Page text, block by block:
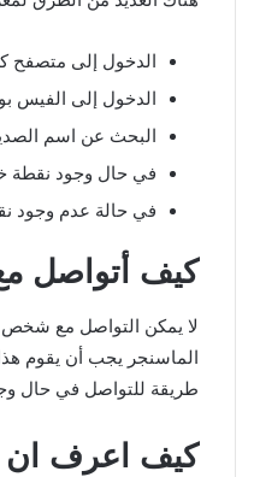
الدخول إلى متصفح
الدخول إلى الفيس
البحث عن اسم
في حال وجود نقطة
في حالة عدم وجود
كيف أتواصل
لا يمكن التواصل مع
الماسنجر يجب أن يقوم
طريقة للتواصل في حال
كيف اعرف